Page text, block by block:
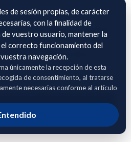
LOD 300 de un pantalán
asociadas a través del PSET
gestión y mantenimiento y la
ello vinculado con una ruta al
solicitar acceso
de sesión propias, de carácter
con la finalidad de
vuestro usuario, mantener la
correcto funcionamiento del
navegación.
únicamente la recepción de esta
de consentimiento, al tratarse
necesarias conforme al artículo